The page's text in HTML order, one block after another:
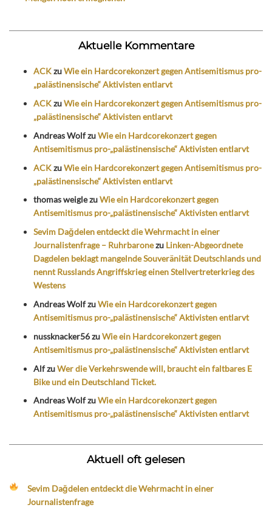
Aktuelle Kommentare
ACKzuWie ein Hardcorekonzert gegen Antisemitismus pro-
„palästinensische“ Aktivisten entlarvt
ACKzuWie ein Hardcorekonzert gegen Antisemitismus pro-
„palästinensische“ Aktivisten entlarvt
Andreas WolfzuWie ein Hardcorekonzert gegen
Antisemitismus pro-„palästinensische“ Aktivisten entlarvt
ACKzuWie ein Hardcorekonzert gegen Antisemitismus pro-
„palästinensische“ Aktivisten entlarvt
thomas weiglezuWie ein Hardcorekonzert gegen
Antisemitismus pro-„palästinensische“ Aktivisten entlarvt
Sevim Dağdelen entdeckt die Wehrmacht in einer
Journalistenfrage – Ruhrbaronezu Linken-Abgeordnete
Dagdelen beklagt mangelnde Souveränität Deutschlands und
nennt Russlands Angriffskrieg einen Stellvertreterkrieg des
Westens
Andreas WolfzuWie ein Hardcorekonzert gegen
Antisemitismus pro-„palästinensische“ Aktivisten entlarvt
nussknacker56zuWie ein Hardcorekonzert gegen
Antisemitismus pro-„palästinensische“ Aktivisten entlarvt
AlfzuWer die Verkehrswende will, braucht ein faltbares E
Bike und ein Deutschland Ticket.
Andreas WolfzuWie ein Hardcorekonzert gegen
Antisemitismus pro-„palästinensische“ Aktivisten entlarvt
Aktuell oft gelesen
Sevim Dağdelen entdeckt die Wehrmacht in einer
Journalistenfrage